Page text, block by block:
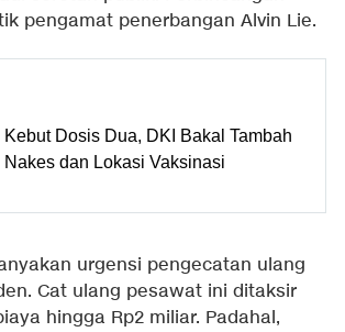
pengamat penerbangan Alvin Lie.
Kebut Dosis Dua, DKI Bakal Tambah
Nakes dan Lokasi Vaksinasi
urgensi pengecatan ulang
Cat ulang pesawat ini ditaksir
hingga Rp2 miliar. Padahal,